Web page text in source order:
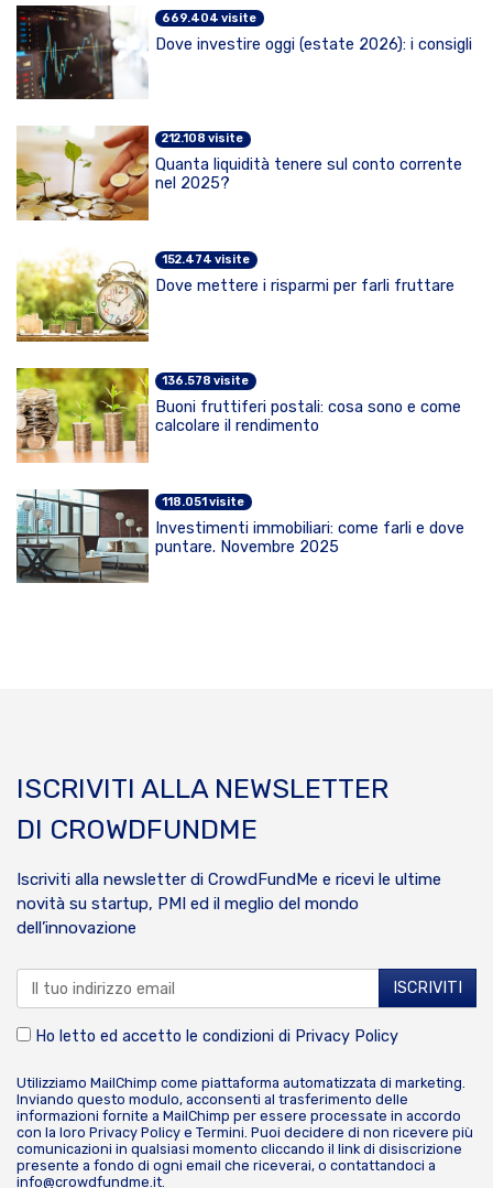
669.404 visite
Dove investire oggi (estate 2026): i consigli
212.108 visite
Quanta liquidità tenere sul conto corrente
nel 2025?
152.474 visite
Dove mettere i risparmi per farli fruttare
136.578 visite
Buoni fruttiferi postali: cosa sono e come
calcolare il rendimento
118.051 visite
Investimenti immobiliari: come farli e dove
puntare. Novembre 2025
ISCRIVITI ALLA NEWSLETTER
DI CROWDFUNDME
Iscriviti alla newsletter di CrowdFundMe e ricevi le ultime
novità su startup, PMI ed il meglio del mondo
dell’innovazione
Ho letto ed accetto le condizioni di Privacy Policy
Utilizziamo MailChimp come piattaforma automatizzata di marketing.
Inviando questo modulo, acconsenti al trasferimento delle
informazioni fornite a MailChimp per essere processate in accordo
con la loro Privacy Policy e Termini . Puoi decidere di non ricevere più
comunicazioni in qualsiasi momento cliccando il link di disiscrizione
presente a fondo di ogni email che riceverai, o contattandoci a
info@crowdfundme.it